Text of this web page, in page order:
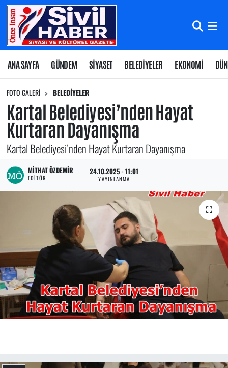
ANA SAYFA GÜNDEM SİYASET BELEDİYELER EKONOMİ
FOTO GALERI BELEDİYELER
Kartal Belediyesi’nden Hayat
Kurtaran Dayanışma
Kartal Belediyesi’nden Hayat Kurtaran Dayanışma
MITHAT ÖZDEMIR
EDITÖR
24.10.2025 - 11:01
YAYINLANMA
Nöbetçi Eczaneler
Hava Durumu
Namaz Vakitleri
Trafik Durumu
Süper Lig Puan Durumu ve Fikstür
Tüm Manşetler
Son Dakika Haberleri
Haber Arşivi